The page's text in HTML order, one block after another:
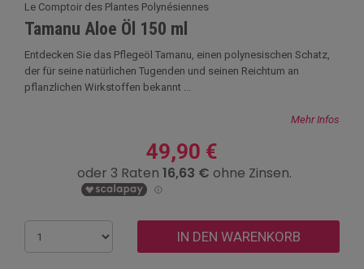
Le Comptoir des Plantes Polynésiennes
Tamanu Aloe Öl 150 ml
Entdecken Sie das Pflegeöl Tamanu, einen polynesischen Schatz,
der für seine natürlichen Tugenden und seinen Reichtum an
pflanzlichen Wirkstoffen bekannt ...
Mehr Infos
49,90 €
IN DEN WARENKORB